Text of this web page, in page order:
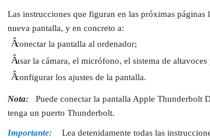
Las instrucciones que figuran en las próximas páginas
nueva pantalla, y en concreto a:
Âconectar la pantalla al ordenador;
Âusar la cámara, el micrófono, el sistema de
Âconfigurar los ajustes de la pantalla.
Nota: Puede conectar la pantalla Apple Thunderbolt
tenga un puerto Thunderbolt.
Importante:
Lea detenidamente todas las